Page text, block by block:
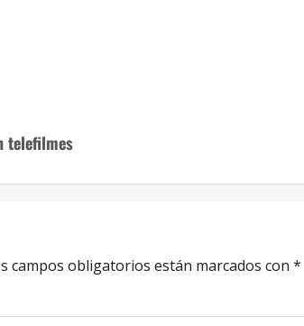
telefilmes
campos obligatorios están marcados con *